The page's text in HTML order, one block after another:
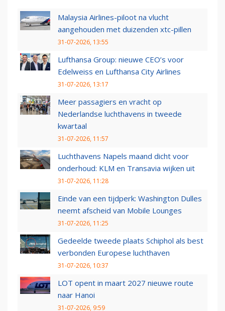
Malaysia Airlines-piloot na vlucht
aangehouden met duizenden xtc-pillen
31-07-2026, 13:55
Lufthansa Group: nieuwe CEO’s voor
Edelweiss en Lufthansa City Airlines
31-07-2026, 13:17
Meer passagiers en vracht op
Nederlandse luchthavens in tweede
kwartaal
31-07-2026, 11:57
Luchthavens Napels maand dicht voor
onderhoud: KLM en Transavia wijken uit
31-07-2026, 11:28
Einde van een tijdperk: Washington Dulles
neemt afscheid van Mobile Lounges
31-07-2026, 11:25
Gedeelde tweede plaats Schiphol als best
verbonden Europese luchthaven
31-07-2026, 10:37
LOT opent in maart 2027 nieuwe route
naar Hanoi
31-07-2026, 9:59